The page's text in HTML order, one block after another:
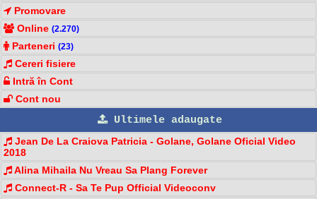
Promovare
Online (2.270)
Parteneri (23)
Cereri fisiere
Intră în Cont
Cont nou
Ultimele adaugate
Jean De La Craiova Patricia - Golane, Golane Oficial Video
2018
Alina Mihaila Nu Vreau Sa Plang Forever
Connect-R - Sa Te Pup Official Videoconv